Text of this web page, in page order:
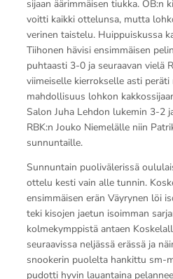
sijaan äärimmäisen tiukka. OB:n
voitti kaikki ottelunsa, mutta
verinen taistelu. Huippuiskussa
Tiihonen hävisi ensimmäisen
puhtaasti 3-0 ja seuraavan vielä
viimeiselle kierrokselle asti
mahdollisuus lohkon
Salon Juha Lehdon lukemin 3-2
RBK:n Jouko Niemelälle niin
sunnuntaille.
Sunnuntain puolivälerissä
ottelu kesti vain alle tunnin.
ensimmäisen erän Väyrynen löi
teki kisojen jaetun isoimman
kolmekymppistä antaen
seuraavissa neljässä erässä ja
snookerin puolelta hankittu sm-
pudotti hyvin lauantaina